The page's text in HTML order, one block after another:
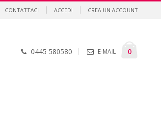
CONTATTACI ACCEDI CREA UN ACCOUNT
0elementi
0445 580580 E-MAIL